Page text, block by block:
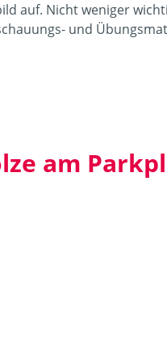
auf. Nicht weniger
und
am